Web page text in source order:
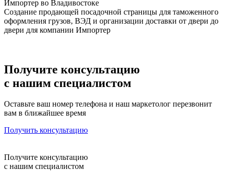
Импортер во Владивостоке
Создание продающей посадочной страницы для таможенного
оформления грузов, ВЭД и организации доставки от двери до
двери для компании Импортер
Получите консультацию
с нашим специалистом
Оставьте ваш номер телефона и наш маркетолог перезвонит
вам в ближайшее время
Получить консультацию
Получите консультацию
с нашим специалистом